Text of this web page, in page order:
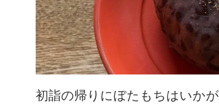
初詣の帰りにぼたもちはいか